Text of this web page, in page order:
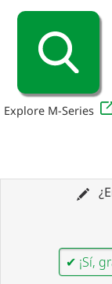
Explore M-Series
✔ ¡Sí,